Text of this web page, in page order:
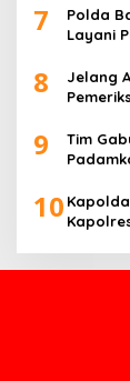
7
Polda
Layani
8
Jelang
9
Tim
10